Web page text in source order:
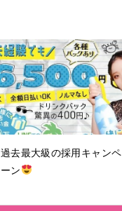
過去最大級の採用キャンペ
ーン